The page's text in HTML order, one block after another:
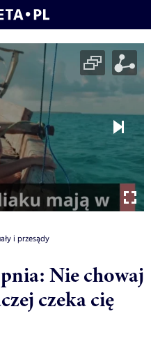
i przesądy
Nie chowaj
czeka cię